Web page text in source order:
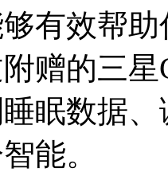
有效帮
赠的三星
眠数据
能。